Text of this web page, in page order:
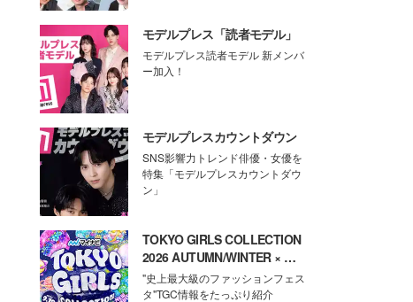
モデルプレス「読者モデル」
モデルプレス読者モデル 新メンバ
ー加入！
モデルプレスカウントダウン
SNS影響力トレンド俳優・女優を
特集「モデルプレスカウントダウ
ン」
TOKYO GIRLS COLLECTION
2026 AUTUMN/WINTER × モ
デルプレス
"史上最大級のファッションフェス
タ"TGC情報をたっぷり紹介